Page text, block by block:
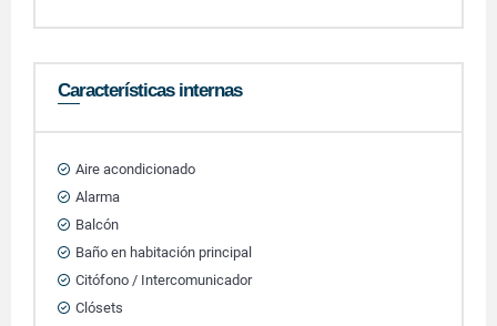
Características internas
Aire acondicionado
Alarma
Balcón
Baño en habitación principal
Citófono / Intercomunicador
Clósets